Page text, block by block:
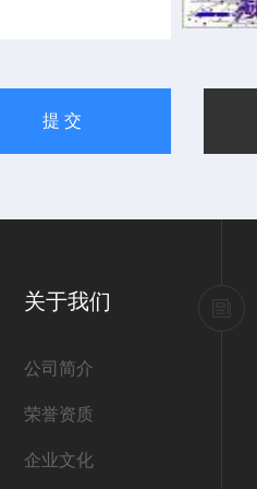
关于我们
公司简介
荣誉资质
企业文化